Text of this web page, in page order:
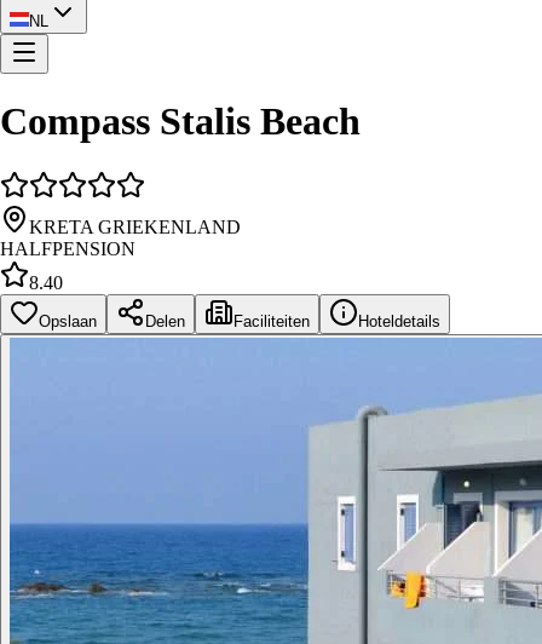
NL
Compass Stalis Beach
KRETA GRIEKENLAND
HALFPENSION
8.40
Opslaan Delen Faciliteiten Hoteldetails